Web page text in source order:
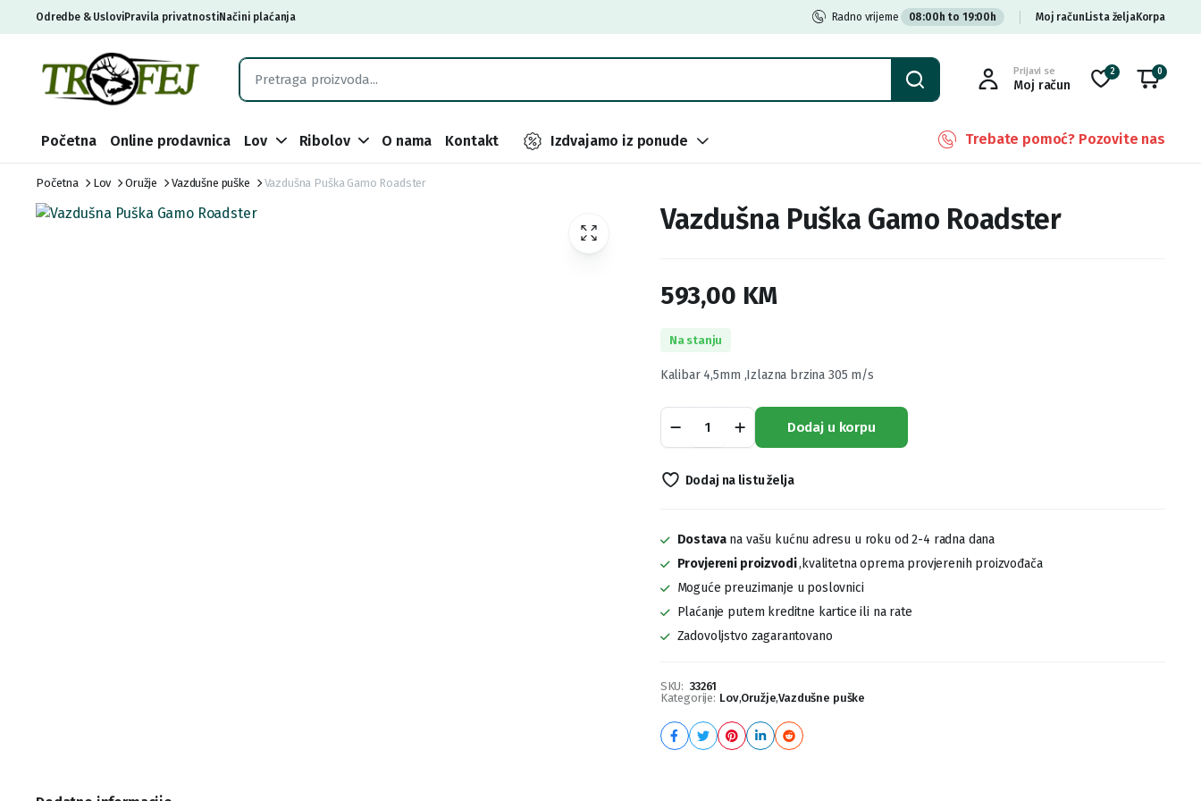
Odredbe & UsloviPravila privatnostiNačini plaćanja Radno vrijeme 08:00h to 19:00h Moj račun Lista željaKorpa
Prijavi se
Moj račun
2 0
Početna Online prodavnica Lov Ribolov O nama Kontakt Izdvajamo iz ponude Trebate pomoć? Pozovite nas
Početna Lov Oružje Vazdušne puške Vazdušna Puška Gamo Roadster
Vazdušna Puška Gamo Roadster
593,00 KM
Na stanju
Kalibar 4,5mm ,Izlazna brzina 305 m/s
Puška
Gamo
quantity
Dodaj u korpu
Dodaj na listu želja
Dostavana vašu kućnu adresu u roku od 2-4 radna dana
Provjereni proizvodi,kvalitetna oprema provjerenih proizvođača
Moguće preuzimanje u poslovnici
Plaćanje putem kreditne kartice ili na rate
Zadovoljstvo zagarantovano
SKU: 33261
Kategorije: Lov,Oružje,Vazdušne puške